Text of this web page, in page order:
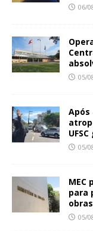
06/
05/
Após
05/
MEC
para
obras
05/